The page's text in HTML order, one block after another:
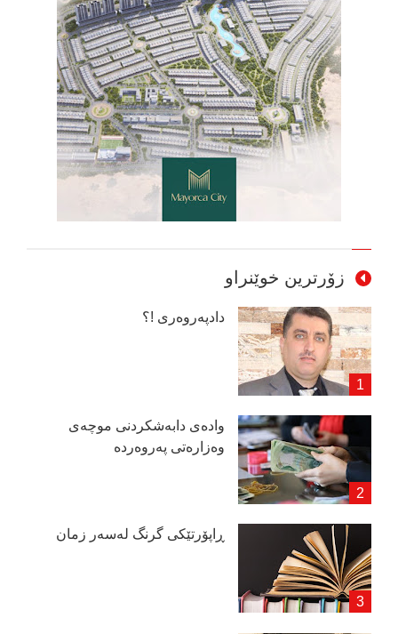
زۆرترین خوێنراو
دادپەروەری !؟
وادەی دابەشكردنی موچەی
وەزارەتی پەروەردە
ڕاپۆرتێكی گرنگ لەسەر زمان